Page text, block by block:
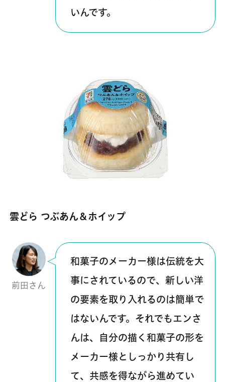
いんです。
雲どら つぶあん＆ホイップ
前田さん
和菓子のメーカー様は伝統を大
事にされているので、新しい洋
の要素を取り入れるのは簡単で
はないんです。それでもエンさ
んは、自分の描く和菓子の形を
メーカー様としっかり共有し
て、共感を得ながら進めてい